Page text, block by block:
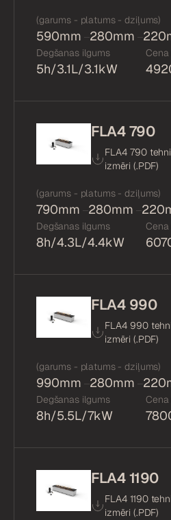
(garums - platums - dziļums)
590mm 280mm
Degšanas ilgums
5h/3.1L/3.1kW
Cena
FLA4 790
FLA4 790
izmēri (.PDF)
(garums - platums - dziļums)
790mm 280mm
Degšanas ilgums
8h/4.3L/4.4kW
Cena
FLA4 990
FLA4 990
izmēri (.PDF)
(garums - platums - dziļums)
990mm 280mm
Degšanas ilgums
8h/5.5L/7kW
Cena
FLA4 1190
FLA4 1190
izmēri (.PDF)